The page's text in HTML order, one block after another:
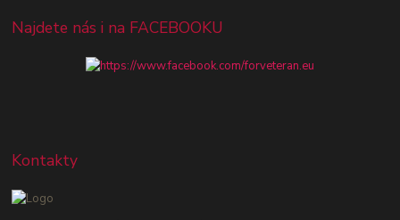
Najdete nás i na FACEBOOKU
Kontakty